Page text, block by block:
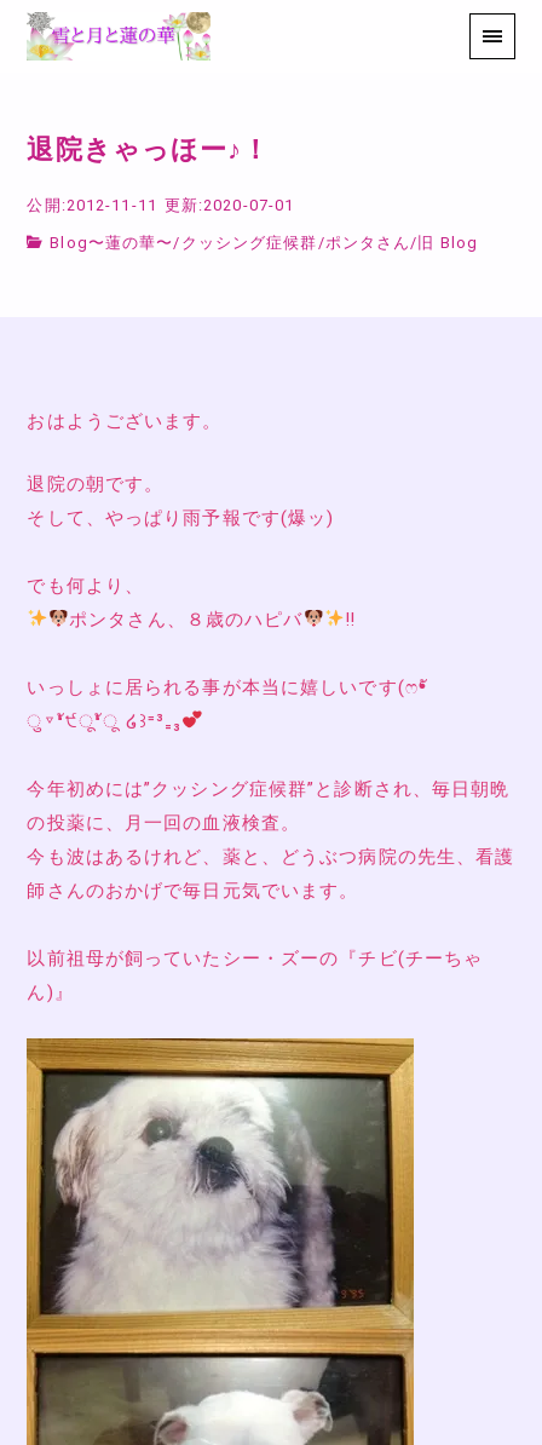
退院きゃっほー♪！
公開:2012-11-11 更新:2020-07-01
Blog〜蓮の華〜 / クッシング症候群 /ポンタさん / 旧 Blog
おはようございます。
退院の朝です。
そして、やっぱり雨予報です(爆ッ)
でも何より、
ポンタさん、８歳のハピバ
‼
いっしょに居られる事が本当に嬉しいです(ෆ❛ั
ु▿❛ั੯ू❛ัू ໒꒱⁼³₌₃
今年初めには”クッシング症候群”と診断され、毎日朝晩
の投薬に、月一回の血液検査。
今も波はあるけれど、薬と、どうぶつ病院の先生、看護
師さんのおかげで毎日元気でいます。
以前祖母が飼っていたシー・ズーの『チビ(チーちゃ
ん)』